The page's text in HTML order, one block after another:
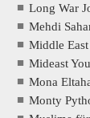
Long War
Mehdi
Middle
Mideast
Mona
Monty